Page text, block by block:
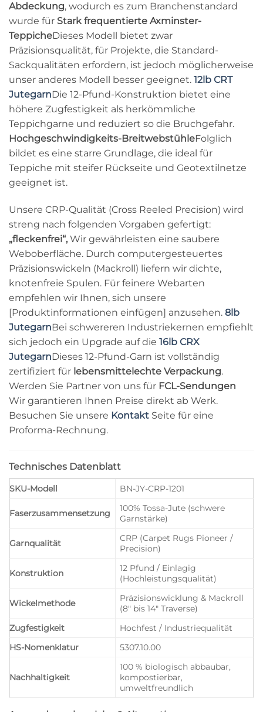
Abdeckung, wodurch es zum Branchenstandard
wurde für Stark frequentierte Axminster-
TeppicheDieses Modell bietet zwar
Präzisionsqualität, für Projekte, die Standard-
Sackqualitäten erfordern, ist jedoch möglicherweise
unser anderes Modell besser geeignet. 12lb CRT
JutegarnDie 12-Pfund-Konstruktion bietet eine
höhere Zugfestigkeit als herkömmliche
Teppichgarne und reduziert so die Bruchgefahr.
Hochgeschwindigkeits-BreitwebstühleFolglich
bildet es eine starre Grundlage, die ideal für
Teppiche mit steifer Rückseite und Geotextilnetze
geeignet ist.
Unsere CRP-Qualität (Cross Reeled Precision) wird
streng nach folgenden Vorgaben gefertigt:
„fleckenfrei“, Wir gewährleisten eine saubere
Weboberfläche. Durch computergesteuertes
Präzisionswickeln (Mackroll) liefern wir dichte,
knotenfreie Spulen. Für feinere Webarten
empfehlen wir Ihnen, sich unsere
[Produktinformationen einfügen] anzusehen. 8lb
JutegarnBei schwereren Industriekernen empfiehlt
sich jedoch ein Upgrade auf die 16lb CRX
JutegarnDieses 12-Pfund-Garn ist vollständig
zertifiziert für lebensmittelechte Verpackung.
Werden Sie Partner von uns für FCL-Sendungen
Wir garantieren Ihnen Preise direkt ab Werk.
Besuchen Sie unsere Kontakt Seite für eine
Proforma-Rechnung.
Technisches Datenblatt
SKU-Modell BN-JY-CRP-1201
Faserzusammensetzung
100% Tossa-Jute (schwere
Garnstärke)
Garnqualität
CRP (Carpet Rugs Pioneer /
Precision)
Konstruktion
12 Pfund / Einlagig
(Hochleistungsqualität)
Wickelmethode
Präzisionswicklung & Mackroll
(8″ bis 14″ Traverse)
Zugfestigkeit
Hochfest / Industriequalität
HS-Nomenklatur
5307.10.00
Nachhaltigkeit
100 % biologisch abbaubar,
kompostierbar,
umweltfreundlich